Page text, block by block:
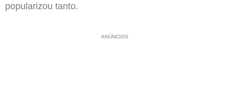
popularizou tanto.
ANÚNCIOS